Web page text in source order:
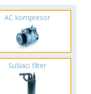
AC kompresor
Sušiaci filter